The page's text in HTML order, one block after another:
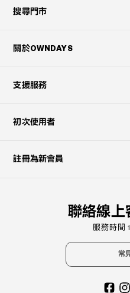
搜尋門市
關於OWNDAYS
支援服務
初次使用者
註冊為新會員
聯絡線上
服務時間
常